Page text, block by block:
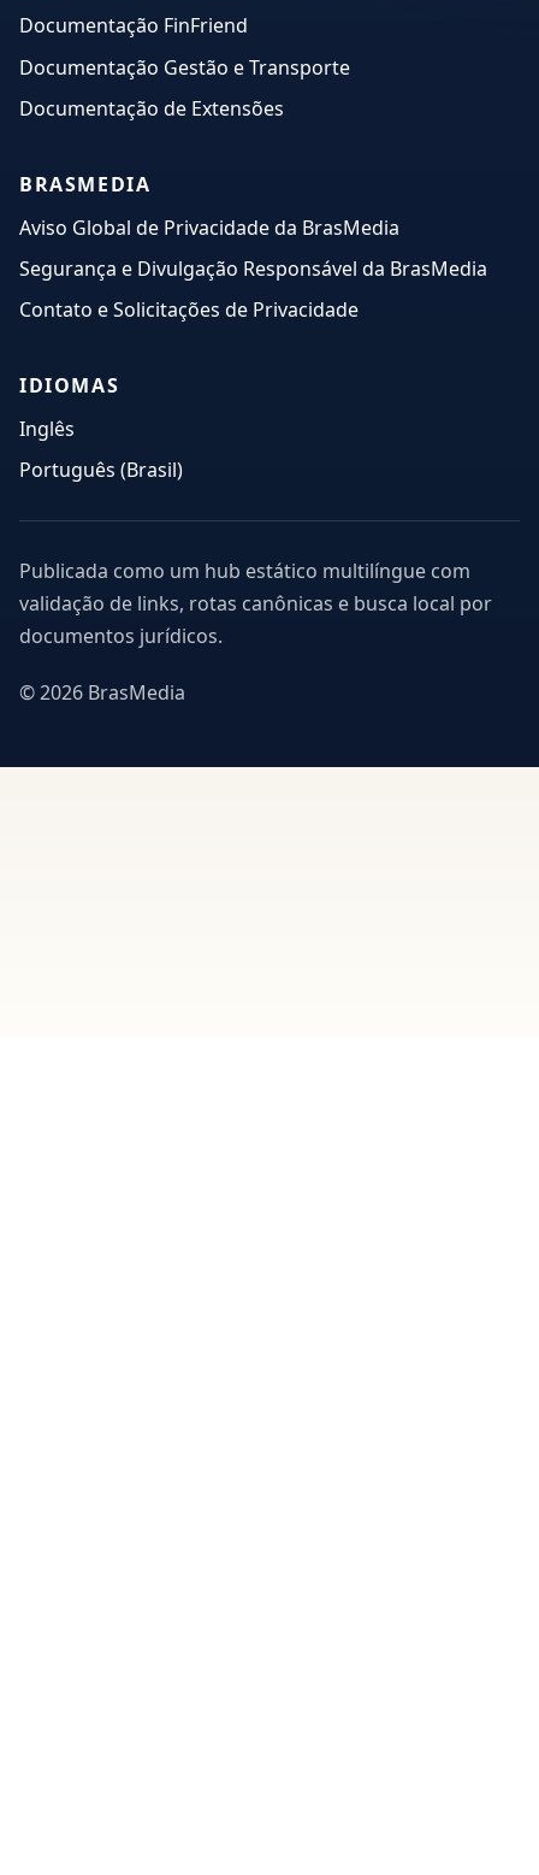
Documentação FinFriend
Documentação Gestão e Transporte
Documentação de Extensões
BRASMEDIA
Aviso Global de Privacidade da BrasMedia
Segurança e Divulgação Responsável da BrasMedia
Contato e Solicitações de Privacidade
IDIOMAS
Inglês
Português (Brasil)
Publicada como um hub estático multilíngue com
validação de links, rotas canônicas e busca local por
documentos jurídicos.
© 2026 BrasMedia